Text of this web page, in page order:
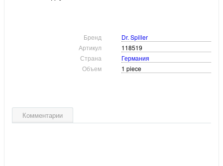
Бренд
Dr. Spiller
Артикул
118519
Страна
Германия
Объем
1 piece
Комментарии